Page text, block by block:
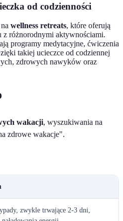
od codzienności
wellness retreats, które oferują
z różnorodnymi aktywnościami.
programy medytacyjne, ćwiczenia
takiej ucieczce od codziennej
zdrowych nawyków oraz
wakacji, wyszukiwania na
zdrowe wakacje".
zwykle trwające 2-3 dni,